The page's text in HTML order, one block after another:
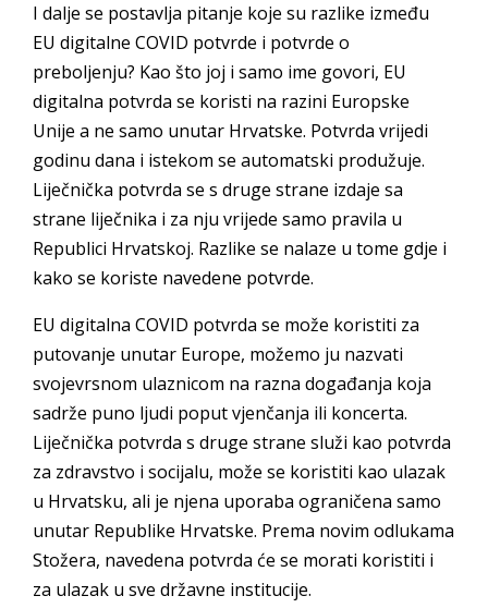
I dalje se postavlja pitanje koje su razlike između
EU digitalne COVID potvrde i potvrde o
preboljenju? Kao što joj i samo ime govori, EU
digitalna potvrda se koristi na razini Europske
Unije a ne samo unutar Hrvatske. Potvrda vrijedi
godinu dana i istekom se automatski produžuje.
Liječnička potvrda se s druge strane izdaje sa
strane liječnika i za nju vrijede samo pravila u
Republici Hrvatskoj. Razlike se nalaze u tome gdje i
kako se koriste navedene potvrde.
EU digitalna COVID potvrda se može koristiti za
putovanje unutar Europe, možemo ju nazvati
svojevrsnom ulaznicom na razna događanja koja
sadrže puno ljudi poput vjenčanja ili koncerta.
Liječnička potvrda s druge strane služi kao potvrda
za zdravstvo i socijalu, može se koristiti kao ulazak
u Hrvatsku, ali je njena uporaba ograničena samo
unutar Republike Hrvatske. Prema novim odlukama
Stožera, navedena potvrda će se morati koristiti i
za ulazak u sve državne institucije.